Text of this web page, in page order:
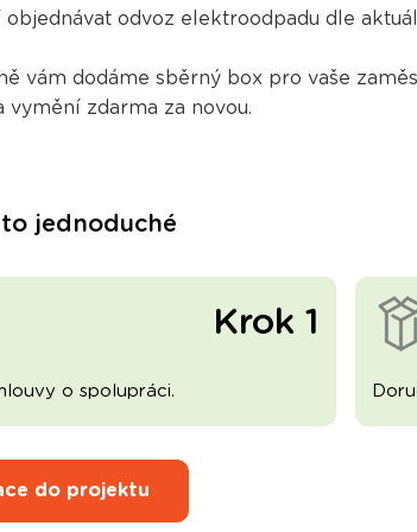
objednávat odvoz elektroodpadu dle
vám dodáme sběrný box pro vaše
vymění zdarma za novou.
jednoduché
Krok 1
o spolupráci.
do projektu